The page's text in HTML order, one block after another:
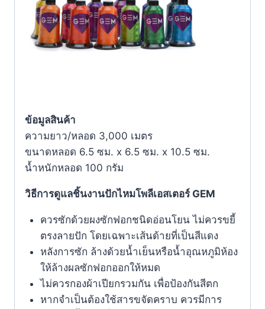
ข้อมูลสินค้า
ความยาว/หลอด 3,000 เมตร
ขนาดหลอด 6.5 ซม. x 6.5 ซม. x 10.5 ซม.
น้ำหนักหลอด 100 กรัม
วิธีการดูแลชิ้นงานปักไหมโพลีเอสเตอร์ GEM
ควรซักด้วยผงซักฟอกชนิดอ่อนโยน ไม่ควรขยี้
ตรงลายปัก โดยเฉพาะเส้นด้ายที่เป็นสีแดง
หลังการซัก ล้างด้วยน้ำเย็นหรือน้ำอุณหภูมิห้อง
ให้ล้างผลซักฟอกออกให้หมด
ไม่ควรกองผ้าเปียกรวมกัน เพื่อป้องกันสีตก
หากจำเป็นต้องใช้สารขจัดคราบ ควรมีการ